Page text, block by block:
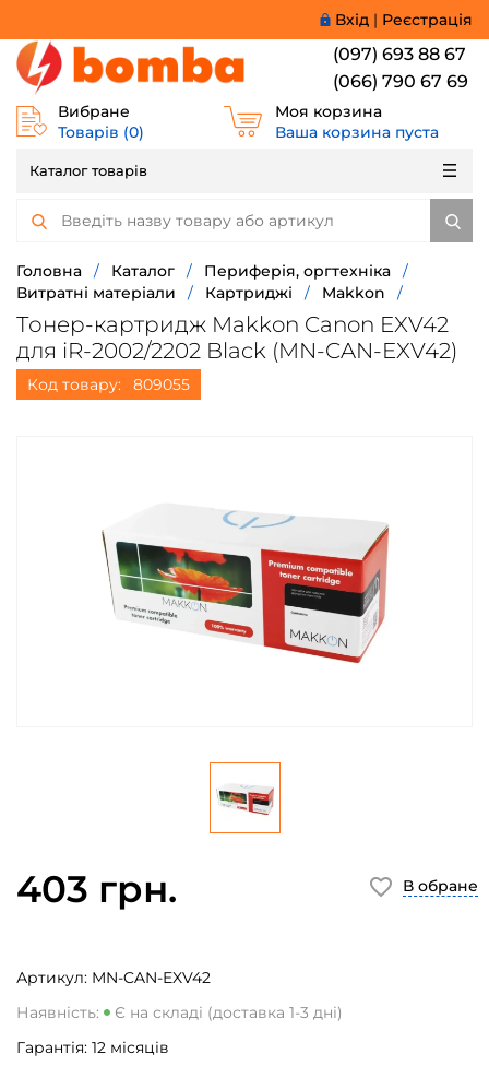
Вхід | Реєстрація
(097) 693 88 67
(066) 790 67 69
Вибране
Товарів (0)
Моя корзина
Ваша корзина пуста
Каталог товарів
Головна / Каталог / Периферія, оргтехніка
/
Витратні матеріали
/ Картриджі / Makkon /
Тонер-картридж Makkon Canon EXV42
для iR-2002/2202 Black (MN-CAN-EXV42)
Код товару: 809055
403 грн.
Артикул: MN-CAN-EXV42
Наявність:
Є на складі (доставка 1-3 дні)
Гарантія: 12 місяців
В обране